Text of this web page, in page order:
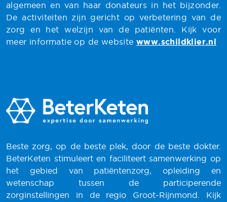
algemeen en van haar donateurs in het bijzonder.
De activiteiten zijn gericht op verbetering van de
zorg en het welzijn van de patiënten. Kijk voor
meer informatie op de website www.schildklier.nl
Beste zorg, op de beste plek, door de beste dokter.
BeterKeten stimuleert en faciliteert samenwerking op
het gebied van patiëntenzorg, opleiding en
wetenschap tussen de participerende
zorginstellingen in de regio Groot-Rijnmond. Kijk